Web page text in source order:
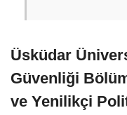
Üsküdar
Güvenliği
ve Yenilikçi